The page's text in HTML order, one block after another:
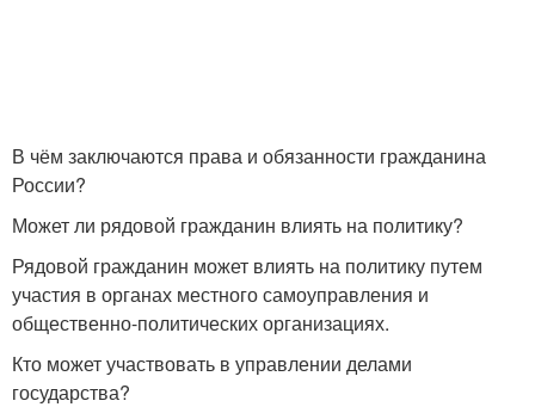
В чём заключаются права и обязанности гражданина
России?
Может ли рядовой гражданин влиять на политику?
Рядовой гражданин может влиять на политику путем
участия в органах местного самоуправления и
общественно-политических организациях.
Кто может участвовать в управлении делами
государства?